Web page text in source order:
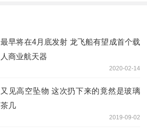
最早将在4月底发射 龙飞船有望成首个载
人商业航天器
2020-02-14
又见高空坠物 这次扔下来的竟然是玻璃
茶几
2019-09-02